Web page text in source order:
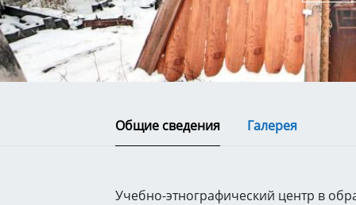
Общие сведения Галерея
Учебно-этнографический центр в